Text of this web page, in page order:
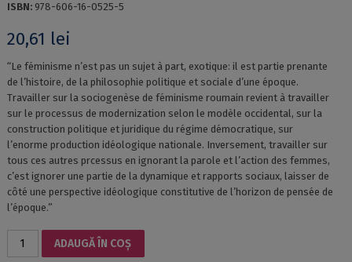
ISBN: 978-606-16-0525-5
20,61 lei
“Le féminisme n’est pas un sujet à part, exotique: il est partie prenante
de l’histoire, de la philosophie politique et sociale d’une époque.
Travailler sur la sociogenèse de féminisme roumain revient à travailler
sur le processus de modernization selon le modèle occidental, sur la
construction politique et juridique du régime démocratique, sur
l’enorme production idéologique nationale. Inversement, travailler sur
tous ces autres prcessus en ignorant la parole et l’action des femmes,
c’est ignorer une partie de la dynamique et rapports sociaux, laisser de
côté une perspective idéologique constitutive de l’horizon de pensée de
l’époque.”
Cantitate
ADAUGĂ ÎN COȘ